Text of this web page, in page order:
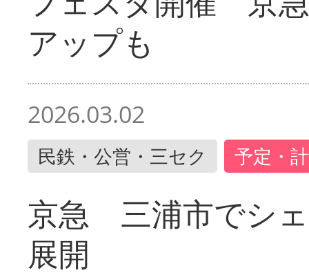
アップも
2026.03.02
民鉄・公営・三セク 予定・
京急 三浦市でシ
展開